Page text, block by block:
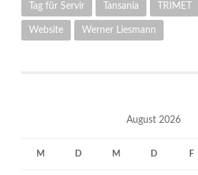
Tag für Servir Tansania TRIMET
Website Werner Liesmann
August 2026
M D M D F